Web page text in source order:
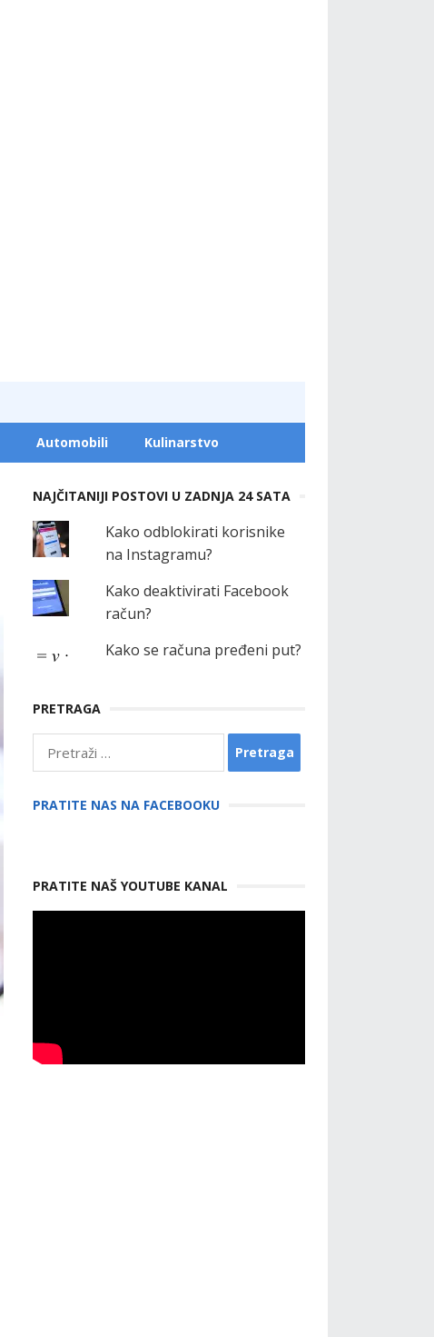
Automobili Kulinarstvo
NAJČITANIJI POSTOVI U ZADNJA 24 SATA
Kako odblokirati korisnike
na Instagramu?
Kako deaktivirati Facebook
račun?
Kako se računa pređeni put?
PRETRAGA
Pretraga:
PRATITE NAS NA FACEBOOKU
PRATITE NAŠ YOUTUBE KANAL